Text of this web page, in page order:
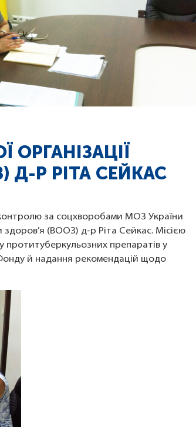
ОРГАНІЗАЦІЇ
Д-Р РІТА СЕЙКАС
за соцхворобами МОЗ України
здоров’я (ВООЗ) д-р Ріта Сейкас. Місією
протитуберкульозних препаратів у
й надання рекомендацій щодо